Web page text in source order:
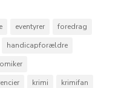
eventyrer
foredrag
handicapforældre
krimi
krimifan